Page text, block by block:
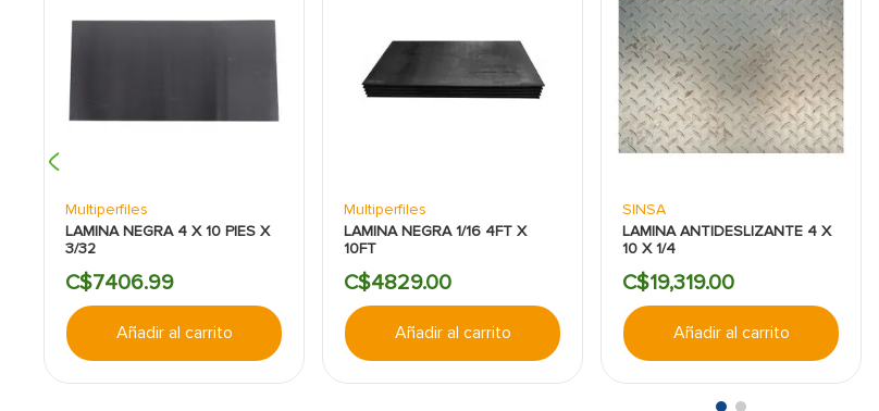
Multiperfiles
LAMINA NEGRA 4 X 10 PIES X
3/32
C$7406.99
Añadir al carrito
Multiperfiles
LAMINA NEGRA 1/16 4FT X
10FT
C$4829.00
Añadir al carrito
SINSA
LAMINA ANTIDESLIZANTE 4 X
10 X 1/4
C$19,319.00
Añadir al carrito